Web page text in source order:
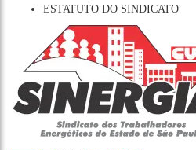
ESTATUTO DO SINDICATO